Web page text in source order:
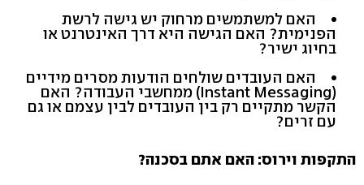
האם למשתמשים מרחוק יש גישה לרשת
הפנימית? האם הגישה היא דרך האינטרנט או
בחיוג ישיר?
האם העובדים שולחים הודעות מסרים מידיים
(Instant Messaging) ממחשבי העבודה? האם
הקשר מתקיים רק בין העובדים לבין עצמם או גם
עם זרים?
התקפות וירוס: האם אתם בסכנה?